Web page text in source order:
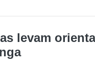
levam